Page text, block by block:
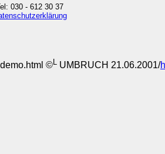
030 - 612 30 37
©L UMBRUCH 21.06.2001/